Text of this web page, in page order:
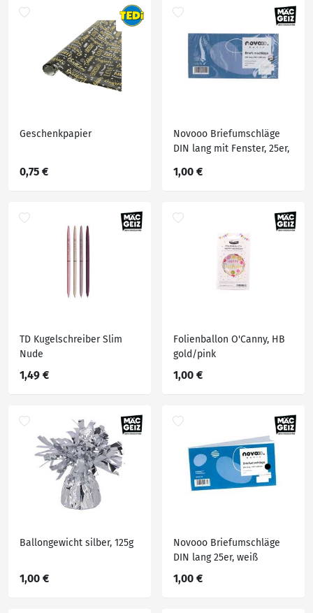
Geschenkpapier
0,75 €
Novooo Briefumschläge
DIN lang mit Fenster, 25er,
1,00 €
TD Kugelschreiber Slim
Nude
1,49 €
Folienballon O'Canny, HB
gold/pink
1,00 €
Ballongewicht silber, 125g
1,00 €
Novooo Briefumschläge
DIN lang 25er, weiß
1,00 €